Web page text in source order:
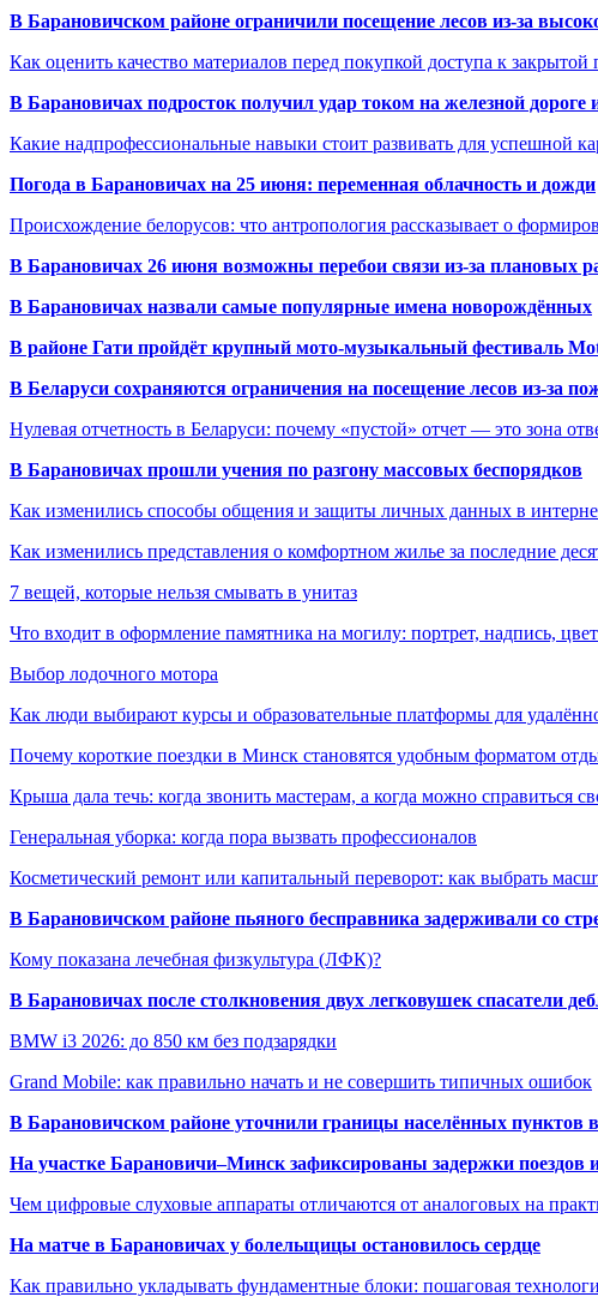
В Барановичском районе ограничили посещение лесов из-за
Как оценить качество материалов перед покупкой доступа к закрытой
В Барановичах подросток получил удар током на железной
Какие надпрофессиональные навыки стоит развивать для успешной
Погода в Барановичах на 25 июня: переменная облачность и дожди
Происхождение белорусов: что антропология рассказывает о
В Барановичах 26 июня возможны перебои связи из-за плановых
В Барановичах назвали самые популярные имена новорождённых
В районе Гати пройдёт крупный мото-музыкальный фестиваль
В Беларуси сохраняются ограничения на посещение лесов из-за
Нулевая отчетность в Беларуси: почему «пустой» отчет — это зона
В Барановичах прошли учения по разгону массовых беспорядков
Как изменились способы общения и защиты личных данных в
Как изменились представления о комфортном жилье за последние
7 вещей, которые нельзя смывать в унитаз
Что входит в оформление памятника на могилу: портрет, надпись,
Выбор лодочного мотора
Как люди выбирают курсы и образовательные платформы для
Почему короткие поездки в Минск становятся удобным форматом
Крыша дала течь: когда звонить мастерам, а когда можно справиться
Генеральная уборка: когда пора вызвать профессионалов
Косметический ремонт или капитальный переворот: как выбрать
В Барановичском районе пьяного бесправника задерживали со
Кому показана лечебная физкультура (ЛФК)?
В Барановичах после столкновения двух легковушек спасатели
BMW i3 2026: до 850 км без подзарядки
Grand Mobile: как правильно начать и не совершить типичных ошибок
В Барановичском районе уточнили границы населённых пунктов
На участке Барановичи–Минск зафиксированы задержки поездов
Чем цифровые слуховые аппараты отличаются от аналоговых на
На матче в Барановичах у болельщицы остановилось сердце
Как правильно укладывать фундаментные блоки: пошаговая